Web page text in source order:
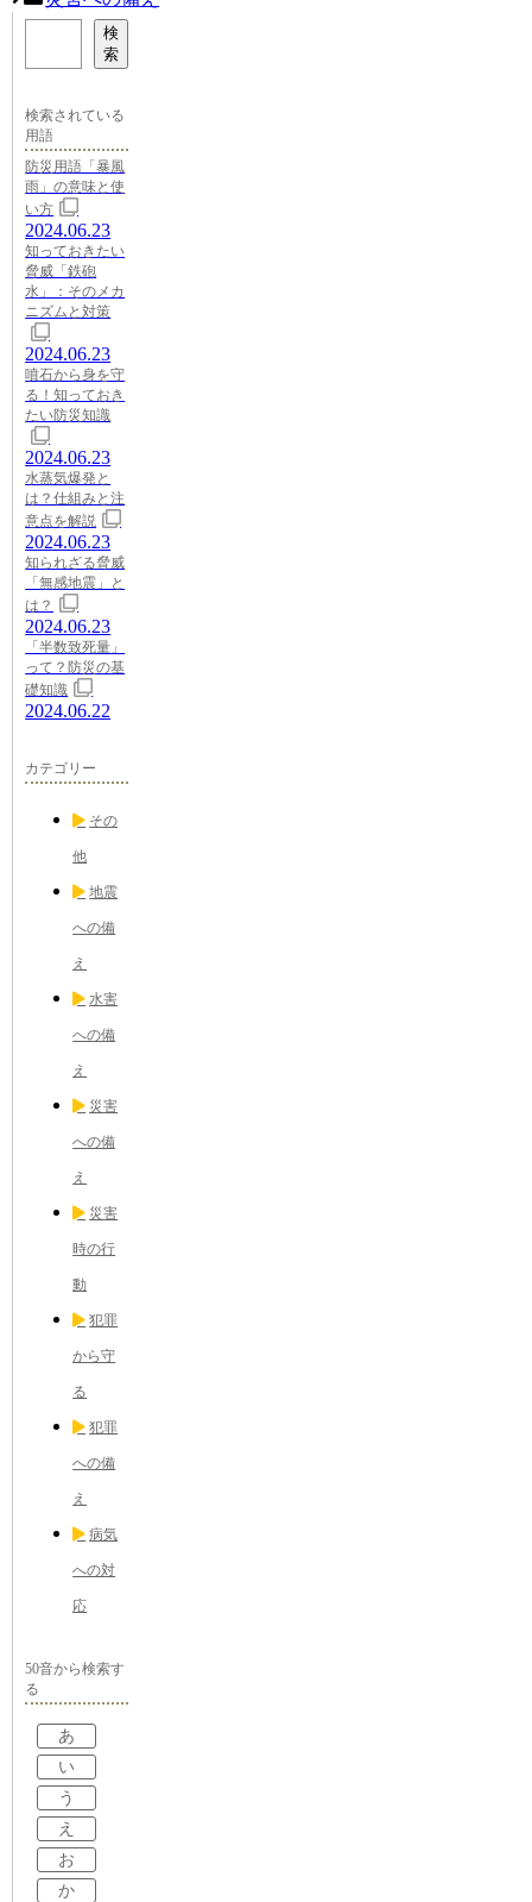
検
索
検索されている
用語
防災用語「暴風
雨」の意味と使
い方
2024.06.23
知っておきたい
脅威「鉄砲
水」：そのメカ
ニズムと対策
2024.06.23
噴石から身を守
る！知っておき
たい防災知識
2024.06.23
水蒸気爆発と
は？仕組みと注
意点を解説
2024.06.23
知られざる脅威
「無感地震」と
は？
2024.06.23
「半数致死量」
って？防災の基
礎知識
2024.06.22
カテゴリー
その
他
地震
への備
え
水害
への備
え
災害
への備
え
災害
時の行
動
犯罪
から守
る
犯罪
への備
え
病気
への対
応
50音から検索す
る
あ
い
う
え
お
か